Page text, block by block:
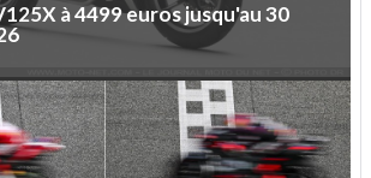
à4499eurosjusqu'au30